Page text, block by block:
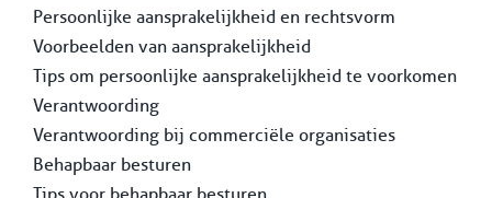
Persoonlijke aansprakelijkheid en rechtsvorm
Voorbeelden van aansprakelijkheid
Tips om persoonlijke aansprakelijkheid te voorkomen
Verantwoording
Verantwoording bij commerciële organisaties
Behapbaar besturen